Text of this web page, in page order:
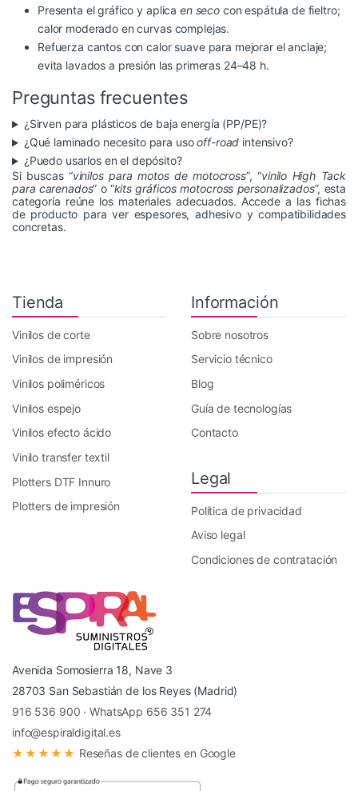
Presenta el gráfico y aplica en secocon espátula de fieltro;
calor moderado en curvas complejas.
Refuerza cantos con calor suave para mejorar el anclaje;
evita lavados a presión las primeras 24–48 h.
Preguntas frecuentes
¿Sirven para plásticos de baja energía (PP/PE)?
¿Qué laminado necesito para usooff-road intensivo?
¿Puedo usarlos en el depósito?
Si buscas “vinilos para motos de motocross”, “vinilo High Tack
para carenados” o “kits gráficos motocross personalizados”, esta
categoría reúne los materiales adecuados. Accede a las fichas
de producto para ver espesores, adhesivo y compatibilidades
concretas.
Tienda
Vinilos de corte
Vinilos de impresión
Vinilos poliméricos
Vinilos espejo
Vinilos efecto ácido
Vinilo transfer textil
Plotters DTF Innuro
Plotters de impresión
Información
Sobre nosotros
Servicio técnico
Blog
Guía de tecnologías
Contacto
Legal
Política de privacidad
Aviso legal
Condiciones de contratación
Avenida Somosierra 18, Nave 3
28703 San Sebastián de los Reyes (Madrid)
916 536 900 ·WhatsApp 656 351 274
info@espiraldigital.es
★★★★★ Reseñas de clientes en Google